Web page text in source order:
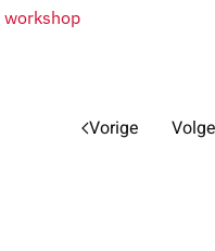
workshop
Vorige